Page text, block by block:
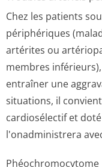
Chez les patients
périphériques
artérites ou
membres
entraîner une
situations, il
cardiosélectif et
l'onadministrera
Phéochromocytome